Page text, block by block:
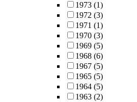
1973 (1)
1972 (3)
1971 (1)
1970 (3)
1969 (5)
1968 (6)
1967 (5)
1965 (5)
1964 (5)
1963 (2)